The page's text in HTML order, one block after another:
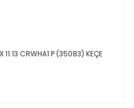
11.13 CRWHA1 P (35083) KEÇE